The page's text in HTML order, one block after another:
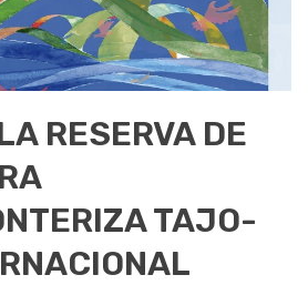
RESERVA DE
TAJO-